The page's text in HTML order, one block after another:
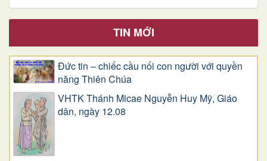
TIN MỚI
Đức tin – chiếc cầu nối con người với quyền
năng Thiên Chúa
VHTK Thánh Micae Nguyễn Huy Mỹ, Giáo
dân, ngày 12.08